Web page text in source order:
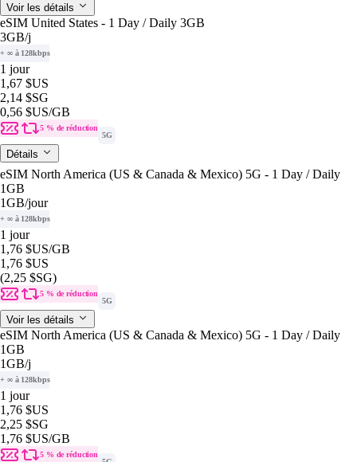
Voir les détails
eSIM United States - 1 Day / Daily 3GB
3GB/j
+ ∞ à 128kbps
1 jour
1,67 $US
2,14 $SG
0,56 $US/GB
5 % de réduction
5G
Détails
eSIM North America (US & Canada & Mexico) 5G - 1 Day / Daily
1GB
1GB/jour
+ ∞ à 128kbps
1 jour
1,76 $US/GB
1,76 $US
(2,25 $SG)
5 % de réduction
5G
Voir les détails
eSIM North America (US & Canada & Mexico) 5G - 1 Day / Daily
1GB
1GB/j
+ ∞ à 128kbps
1 jour
1,76 $US
2,25 $SG
1,76 $US/GB
5 % de réduction